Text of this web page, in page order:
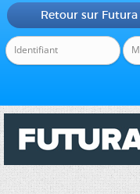
Retour sur Futura